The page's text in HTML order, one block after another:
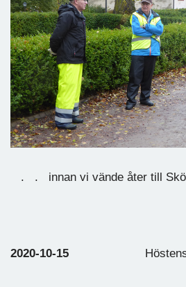
. . innan vi vände åter till
2020-10-15